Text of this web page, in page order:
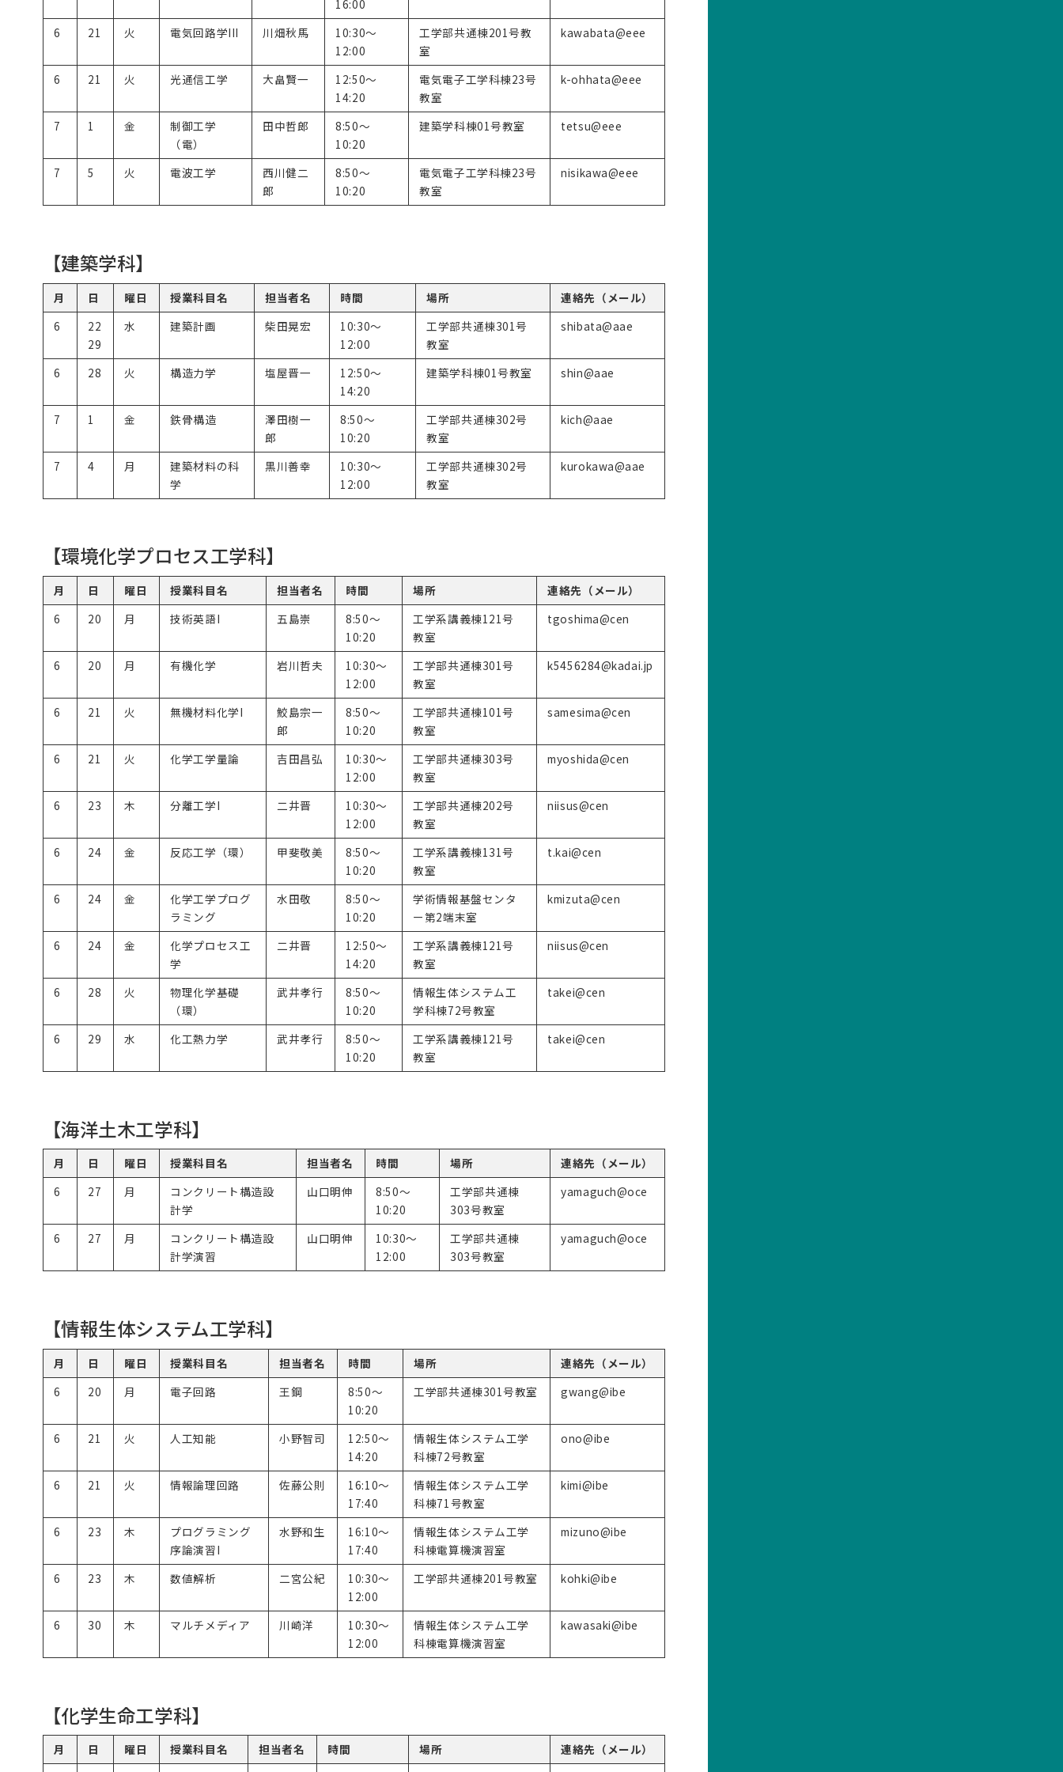
16:00
6 21 火 電気回路学III 川畑秋馬
10:30～
12:00
工学部共通棟201号教
室
kawabata@eee
6 21 火 光通信工学 大畠賢一
12:50～
14:20
電気電子工学科棟23号
教室
k-ohhata@eee
7 1 金
制御工学
（電）
田中哲郎
8:50～
10:20
建築学科棟01号教室 tetsu@eee
7 5 火 電波工学
西川健二
郎
8:50～
10:20
電気電子工学科棟23号
教室
nisikawa@eee
【建築学科】
月 日 曜日 授業科目名 担当者名 時間 場所
連絡先（メール）
6
22
29
水 建築計画 柴田晃宏
10:30～
12:00
工学部共通棟301号
教室
shibata@aae
6 28 火 構造力学 塩屋晋一
12:50～
14:20
建築学科棟01号教室 shin@aae
7 1 金 鉄骨構造
澤田樹一
郎
8:50～
10:20
工学部共通棟302号
教室
kich@aae
7 4 月
建築材料の科
学
黒川善幸
10:30～
12:00
工学部共通棟302号
教室
kurokawa@aae
【環境化学プロセス工学科】
月 日 曜日 授業科目名 担当者名 時間 場所
連絡先（メール）
6
20 月 技術英語I 五島崇
8:50～
10:20
工学系講義棟121号
教室
tgoshima@cen
6 20 月 有機化学 岩川哲夫
10:30～
12:00
工学部共通棟301号
教室
k5456284@kadai.jp
6 21 火 無機材料化学I
鮫島宗一
郎
8:50～
10:20
工学部共通棟101号
教室
samesima@cen
6 21 火 化学工学量論 吉田昌弘
10:30～
12:00
工学部共通棟303号
教室
myoshida@cen
6 23 木 分離工学I 二井晋
10:30～
12:00
工学部共通棟202号
教室
niisus@cen
6 24 金 反応工学（環） 甲斐敬美
8:50～
10:20
工学系講義棟131号
教室
t.kai@cen
6 24 金
化学工学プログ
ラミング
水田敬
8:50～
10:20
学術情報基盤センタ
ー第2端末室
kmizuta@cen
6 24 金
化学プロセス工
学
二井晋
12:50～
14:20
工学系講義棟121号
教室
niisus@cen
6 28 火
物理化学基礎
（環）
武井孝行
8:50～
10:20
情報生体システム工
学科棟72号教室
takei@cen
6 29 水 化工熱力学 武井孝行
8:50～
10:20
工学系講義棟121号
教室
takei@cen
【海洋土木工学科】
月 日 曜日 授業科目名 担当者名 時間 場所
連絡先（メール）
6
27 月
コンクリート構造設
計学
山口明伸
8:50～
10:20
工学部共通棟
303号教室
yamaguch@oce
6 27 月
コンクリート構造設
計学演習
山口明伸
10:30～
12:00
工学部共通棟
303号教室
yamaguch@oce
【情報生体システム工学科】
月 日 曜日 授業科目名 担当者名 時間 場所
連絡先（メール）
6
20 月 電子回路 王鋼
8:50～
10:20
工学部共通棟301号教室 gwang@ibe
6 21 火 人工知能 小野智司
12:50～
14:20
情報生体システム工学
科棟72号教室
ono@ibe
6 21 火 情報論理回路 佐藤公則
16:10～
17:40
情報生体システム工学
科棟71号教室
kimi@ibe
6 23 木
プログラミング
序論演習I
水野和生
16:10～
17:40
情報生体システム工学
科棟電算機演習室
mizuno@ibe
6 23 木 数値解析 二宮公紀
10:30～
12:00
工学部共通棟201号教室 kohki@ibe
6 30 木 マルチメディア 川崎洋
10:30～
12:00
情報生体システム工学
科棟電算機演習室
kawasaki@ibe
【化学生命工学科】
月 日 曜日 授業科目名 担当者名 時間 場所
連絡先（メール）